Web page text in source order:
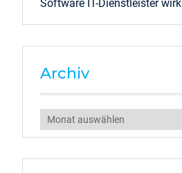
Software IT-Dienstleister
Archiv
Archiv